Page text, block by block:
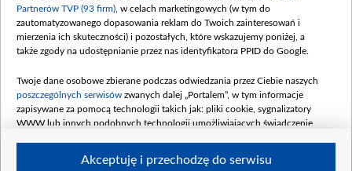
Partnerów TVP (93 firm) , w celach marketingowych (w tym do
zautomatyzowanego dopasowania reklam do Twoich zainteresowań i
mierzenia ich skuteczności) i pozostałych, które wskazujemy poniżej, a
także zgody na udostępnianie przez nas identyfikatora PPID do Google.
Twoje dane osobowe zbierane podczas odwiedzania przez Ciebie naszych
poszczególnych serwisów zwanych dalej „Portalem”, w tym informacje
zapisywane za pomocą technologii takich jak: pliki cookie, sygnalizatory
WWW lub innych podobnych technologii umożliwiających świadczenie
Akceptuję i przechodzę do serwisu